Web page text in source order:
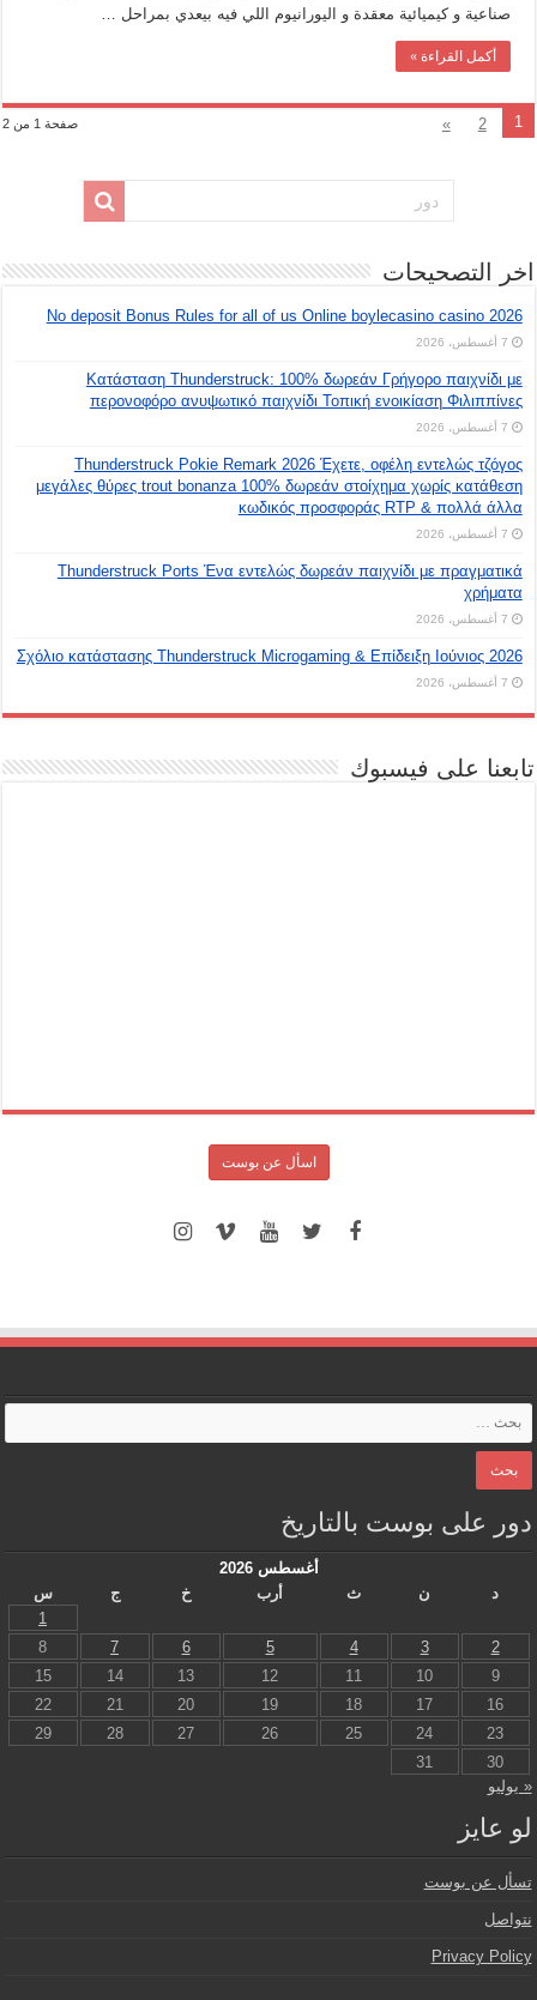
صناعية و كيميائية معقدة و اليورانيوم اللي فيه بيعدي بمراحل …
أكمل القراءة »
صفحة 1 من 2 1
2
»
اخر التصحيحات
No deposit Bonus Rules for all of us Online boylecasino casino 2026
7 أغسطس، 2026
Κατάσταση Thunderstruck: 100% δωρεάν Γρήγορο παιχνίδι με
περονοφόρο ανυψωτικό παιχνίδι Τοπική ενοικίαση Φιλιππίνες
7 أغسطس، 2026
Thunderstruck Pokie Remark 2026 Έχετε, οφέλη εντελώς τζόγος
μεγάλες θύρες trout bonanza 100% δωρεάν στοίχημα χωρίς κατάθεση
κωδικός προσφοράς RTP & πολλά άλλα
7 أغسطس، 2026
Thunderstruck Ports Ένα εντελώς δωρεάν παιχνίδι με πραγματικά
χρήματα
7 أغسطس، 2026
Σχόλιο κατάστασης Thunderstruck Microgaming & Επίδειξη Ιούνιος 2026
7 أغسطس، 2026
تابعنا على فيسبوك
اسأل عن بوست
دور على بوست بالتاريخ
أغسطس 2026
د
ن ث أرب خ ج
س
1
2
3
4
5
6
7
8
9
10
11
12
13
14
15
16
17
18
19
20
21
22
23
24
25
26
27
28
29
30
31
« يوليو
لو عايز
تسأل عن بوست
نتواصل
Privacy Policy